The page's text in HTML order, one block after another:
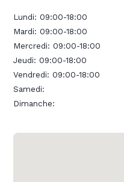
Lundi:09:00-18:00
Mardi:09:00-18:00
Mercredi:09:00-18:00
Jeudi:09:00-18:00
Vendredi:09:00-18:00
Samedi:
Dimanche: